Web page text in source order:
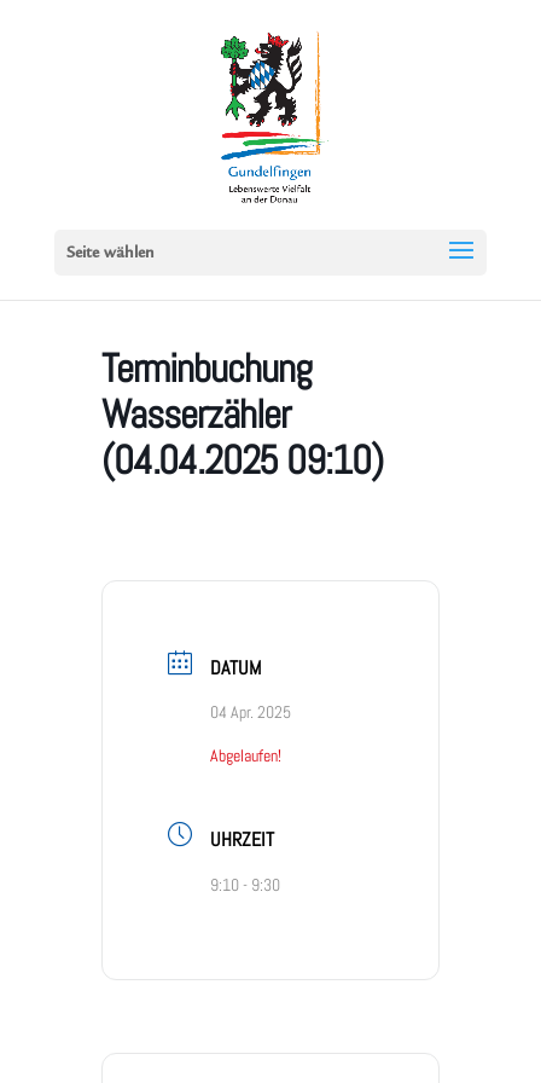
Seite wählen
Terminbuchung
Wasserzähler
(04.04.2025 09:10)
DATUM
04 Apr. 2025
Abgelaufen!
UHRZEIT
9:10 - 9:30